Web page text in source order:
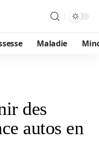
Maladie
des
autos en